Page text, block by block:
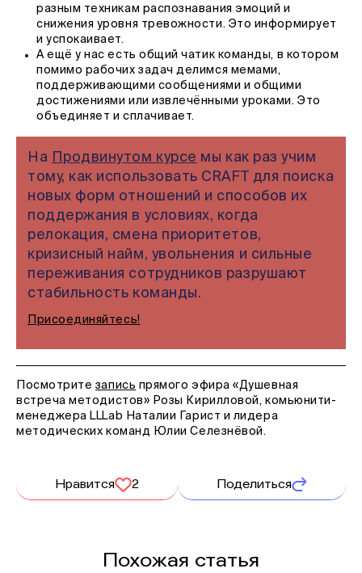
разным техникам распознавания эмоций и
снижения уровня тревожности. Это информирует
и успокаивает.
А ещё у нас есть общий чатик команды, в котором
помимо рабочих задач делимся мемами,
поддерживающими сообщениями и общими
достижениями или извлечёнными уроками. Это
объединяет и сплачивает.
На Продвинутом курсе мы как раз учим
тому, как использовать CRAFT для поиска
новых форм отношений и способов их
поддержания в условиях, когда
релокация, смена приоритетов,
кризисный найм, увольнения и сильные
переживания сотрудников разрушают
стабильность команды.
Присоединяйтесь!
Посмотрите запись прямого эфира «Душевная
встреча методистов» Розы Кирилловой, комьюнити-
менеджера LLLab Наталии Гарист и лидера
методических команд Юлии Селезнёвой.
Нравится 2 Поделиться
Похожая статья